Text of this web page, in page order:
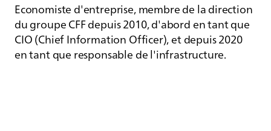
Economiste d'entreprise, membre de la direction
du groupe CFF depuis 2010, d'abord en tant que
CIO (Chief Information Officer), et depuis 2020
en tant que responsable de l'infrastructure.